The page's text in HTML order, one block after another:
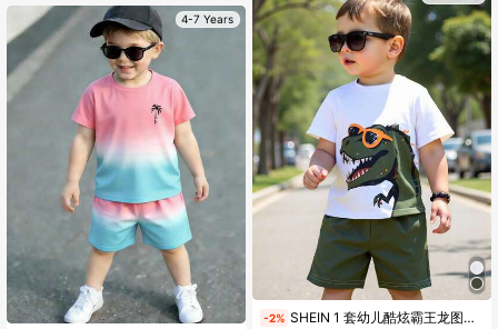
4-7 Years
-2% SHEIN 1 套幼儿酷炫霸王龙图案印花太阳镜短袖 T 恤和短裤套装，轻便休闲装，适合春夏季